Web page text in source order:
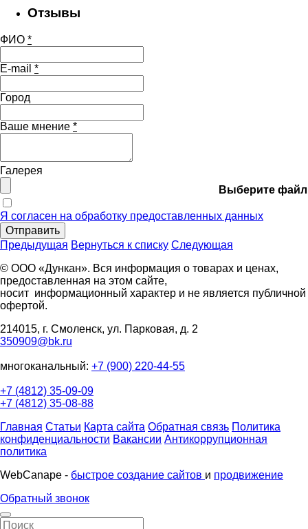
Отзывы
ФИО *
E-mail *
Город
Ваше мнение *
Галерея
Выберите файл
Я согласен на обработку предоставленных данных
Отправить
Предыдущая Вернуться к списку Следующая
© ООО «Дункан». Вся информация о товарах и ценах,
предоставленная на этом сайте,
носит информационный характер и не является публичной
офертой.
214015, г. Смоленск, ул. Парковая, д. 2
350909@bk.ru
многоканальный: +7 (900) 220-44-55
+7 (4812) 35-09-09
+7 (4812) 35-08-88
Главная Статьи Карта сайта Обратная связь Политика
конфиденциальности Вакансии Антикоррупционная
политика
WebCanape - быстрое создание сайтов и продвижение
Обратный звонок